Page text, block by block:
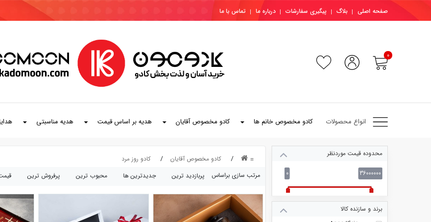
صفحه اصلی بلاگ پیگیری سفارشات درباره ما تماس با ما
0
انواع محصولات کادو مخصوص خانم ها کادو مخصوص آقایان هدیه بر اساس قیمت هدیه مناسبتی
محدوده قیمت موردنظر
0 36000000
برند و سازنده کالا
کادو مخصوص آقایان
کادو روز مرد
پربازديد ترين
جديدترين ها محبوب ترين پرفروش ترين مرتب سازی براساس